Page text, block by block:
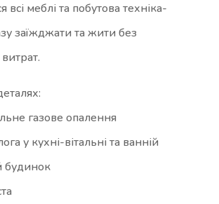
меблі та побутова техніка-
заїжджати та жити без
газове опалення
у кухні-вітальні та ванній
будинок